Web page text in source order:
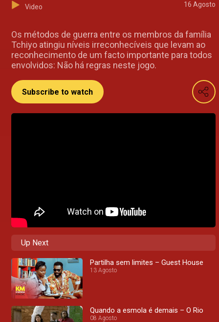
Video 16 Agosto
Os métodos de guerra entre os membros da família
Tchiyo atingiu níveis irreconhecíveis que levam ao
reconhecimento de um facto importante para todos
envolvidos: Não há regras neste jogo.
Subscribe to watch
Up Next
Partilha sem limites – Guest House
13 Agosto
Quando a esmola é demais – O Rio
08 Agosto